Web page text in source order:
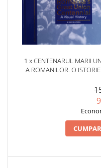
1 x CENTENARUL MARII
A ROMANILOR. O ISTORIE